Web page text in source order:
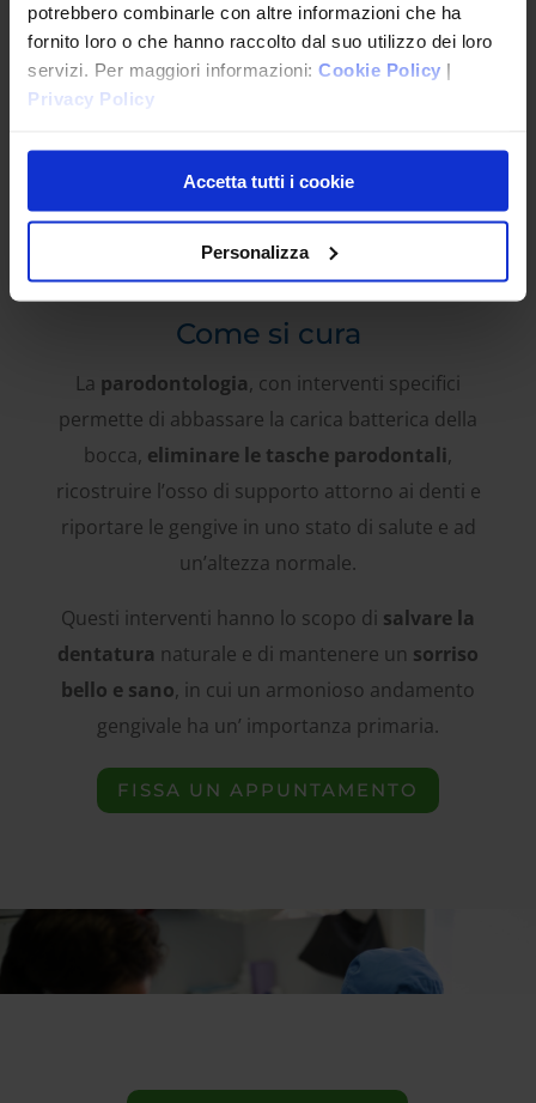
potrebbero combinarle con altre informazioni che ha
fornito loro o che hanno raccolto dal suo utilizzo dei loro
servizi. Per maggiori informazioni: Cookie Policy |
Privacy Policy
Accetta tutti i cookie
Personalizza
denti e li mantiene saldi.Da qui derivanoretrazione
gengivale,mobilitàe successivamente perdita dei
denti.
Come si cura
La parodontologia, con interventi specifici
permette di abbassare la carica batterica della
bocca, eliminare le tasche parodontali,
ricostruire l’osso di supporto attorno ai denti e
riportare le gengive in uno stato di salute e ad
un’altezza normale.
Questi interventi hanno lo scopo di salvare la
dentatura naturale e di mantenere un sorriso
bello e sano, in cui un armonioso andamento
gengivale ha un’ importanza primaria.
FISSA UN APPUNTAMENTO